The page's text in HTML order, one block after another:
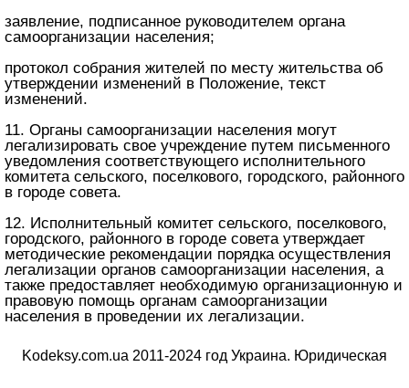
заявление, подписанное руководителем органа
самоорганизации населения;
протокол собрания жителей по месту жительства об
утверждении изменений в Положение, текст
изменений.
11. Органы самоорганизации населения могут
легализировать свое учреждение путем письменного
уведомления соответствующего исполнительного
комитета сельского, поселкового, городского, районного
в городе совета.
12. Исполнительный комитет сельского, поселкового,
городского, районного в городе совета утверждает
методические рекомендации порядка осуществления
легализации органов самоорганизации населения, а
также предоставляет необходимую организационную и
правовую помощь органам самоорганизации
населения в проведении их легализации.
Kodeksy.com.ua 2011-2024 год Украина. Юридическая